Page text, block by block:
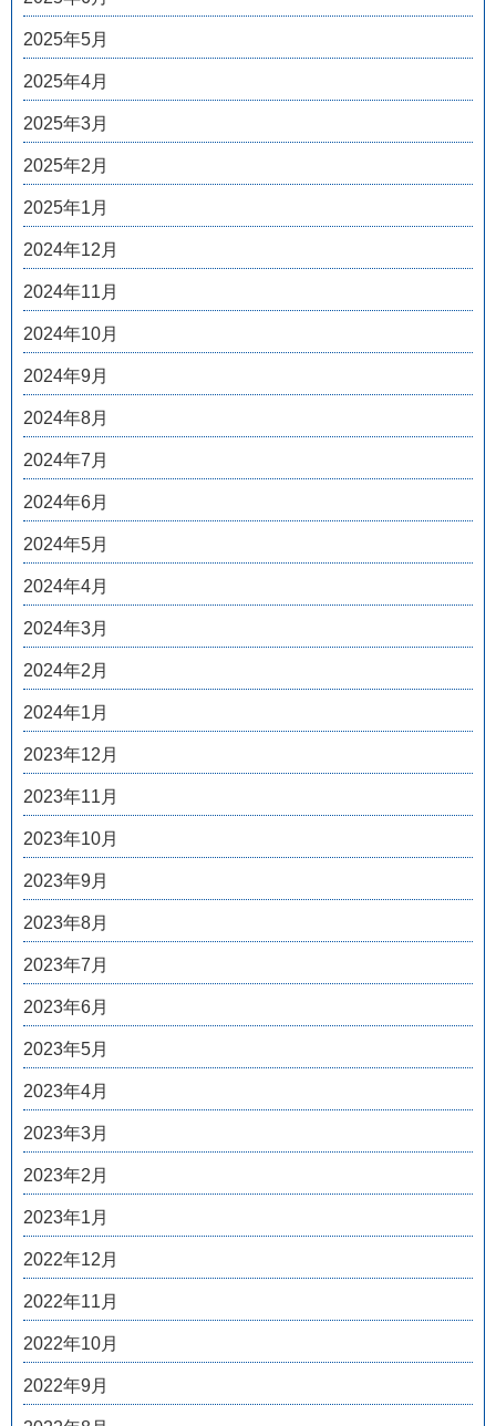
2025年5月
2025年4月
2025年3月
2025年2月
2025年1月
2024年12月
2024年11月
2024年10月
2024年9月
2024年8月
2024年7月
2024年6月
2024年5月
2024年4月
2024年3月
2024年2月
2024年1月
2023年12月
2023年11月
2023年10月
2023年9月
2023年8月
2023年7月
2023年6月
2023年5月
2023年4月
2023年3月
2023年2月
2023年1月
2022年12月
2022年11月
2022年10月
2022年9月